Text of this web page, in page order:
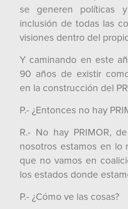
se generen políticas
inclusión de todas las
visiones dentro del
Y caminando en este
90 años de existir
en la construcción del
P.- ¿Entonces no hay
R.- No hay PRIMOR,
nosotros estamos en lo
que no vamos en
los estados donde
P.- ¿Cómo ve las cosas?